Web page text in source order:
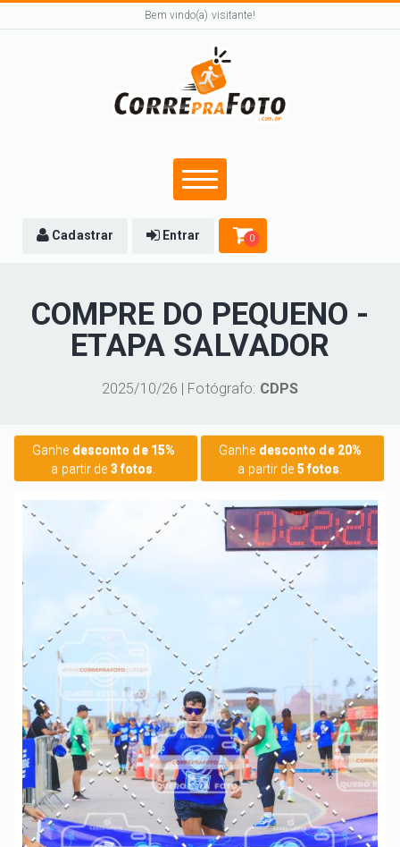
Bem vindo(a) visitante!
Cadastrar Entrar 0
COMPRE DO PEQUENO -
ETAPA SALVADOR
2025/10/26 | Fotógrafo: CDPS
Ganhe desconto de 15%
a partir de 3 fotos
Ganhe desconto de 20%
a partir de 5 fotos